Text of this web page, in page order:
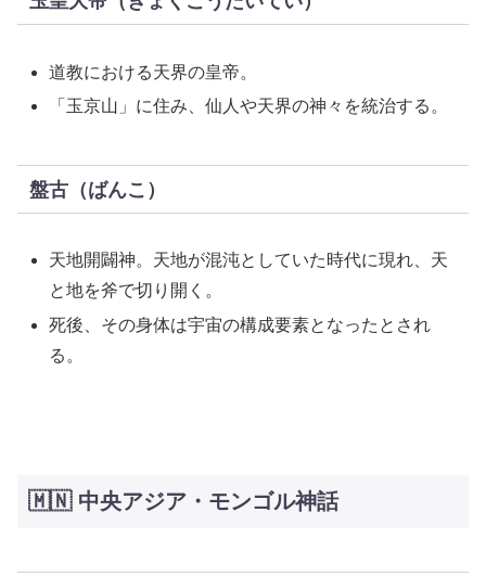
道教における天界の皇帝。
「玉京山」に住み、仙人や天界の神々を統治する。
盤古（ばんこ）
天地開闢神。天地が混沌としていた時代に現れ、天
と地を斧で切り開く。
死後、その身体は宇宙の構成要素となったとされ
る。
🇲🇳 中央アジア・モンゴル神話